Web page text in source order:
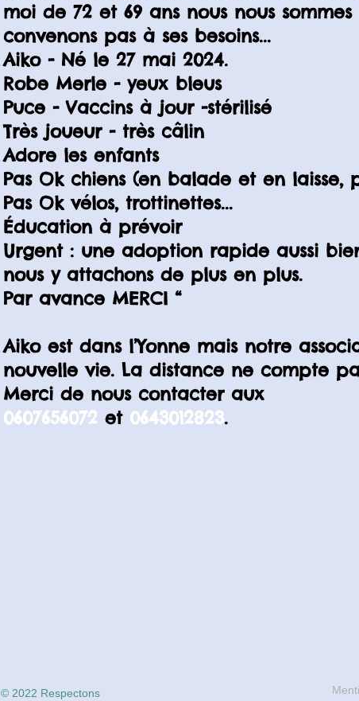
moi de 72 et 69 ans nous nous
convenons pas à ses besoins...
Aiko - Né le 27 mai 2024.
Robe Merle - yeux bleus
Puce - Vaccins à jour -stérilisé
Très joueur - très câlin
Adore les enfants
Pas Ok chiens (en balade et en laisse,
Pas Ok vélos, trottinettes...
Éducation à prévoir
Urgent : une adoption rapide aussi
nous y attachons de plus en plus.
Par avance MERCI “
Aiko est dans l’Yonne mais notre
nouvelle vie. La distance ne compte
Merci de nous contacter aux
0607656072 et 0643012823.
© 2022 Respectons